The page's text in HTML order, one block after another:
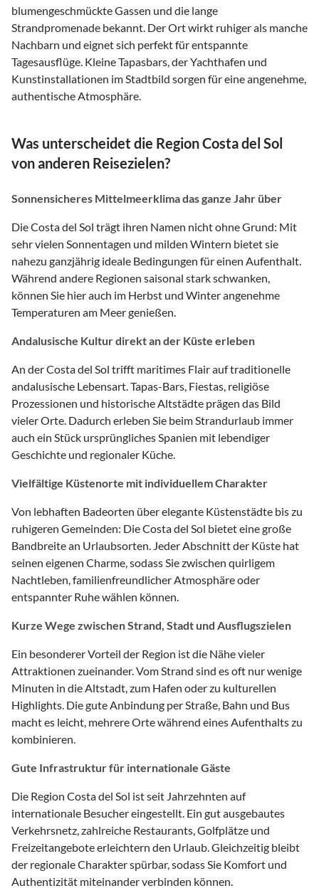
blumengeschmückte Gassen und die lange
Strandpromenade bekannt. Der Ort wirkt ruhiger als manche
Nachbarn und eignet sich perfekt für entspannte
Tagesausflüge. Kleine Tapasbars, der Yachthafen und
Kunstinstallationen im Stadtbild sorgen für eine angenehme,
authentische Atmosphäre.
Was unterscheidet die Region Costa del Sol
von anderen Reisezielen?
Sonnensicheres Mittelmeerklima das ganze Jahr über
Die Costa del Sol trägt ihren Namen nicht ohne Grund: Mit
sehr vielen Sonnentagen und milden Wintern bietet sie
nahezu ganzjährig ideale Bedingungen für einen Aufenthalt.
Während andere Regionen saisonal stark schwanken,
können Sie hier auch im Herbst und Winter angenehme
Temperaturen am Meer genießen.
Andalusische Kultur direkt an der Küste erleben
An der Costa del Sol trifft maritimes Flair auf traditionelle
andalusische Lebensart. Tapas-Bars, Fiestas, religiöse
Prozessionen und historische Altstädte prägen das Bild
vieler Orte. Dadurch erleben Sie beim Strandurlaub immer
auch ein Stück ursprüngliches Spanien mit lebendiger
Geschichte und regionaler Küche.
Vielfältige Küstenorte mit individuellem Charakter
Von lebhaften Badeorten über elegante Küstenstädte bis zu
ruhigeren Gemeinden: Die Costa del Sol bietet eine große
Bandbreite an Urlaubsorten. Jeder Abschnitt der Küste hat
seinen eigenen Charme, sodass Sie zwischen quirligem
Nachtleben, familienfreundlicher Atmosphäre oder
entspannter Ruhe wählen können.
Kurze Wege zwischen Strand, Stadt und Ausflugszielen
Ein besonderer Vorteil der Region ist die Nähe vieler
Attraktionen zueinander. Vom Strand sind es oft nur wenige
Minuten in die Altstadt, zum Hafen oder zu kulturellen
Highlights. Die gute Anbindung per Straße, Bahn und Bus
macht es leicht, mehrere Orte während eines Aufenthalts zu
kombinieren.
Gute Infrastruktur für internationale Gäste
Die Region Costa del Sol ist seit Jahrzehnten auf
internationale Besucher eingestellt. Ein gut ausgebautes
Verkehrsnetz, zahlreiche Restaurants, Golfplätze und
Freizeitangebote erleichtern den Urlaub. Gleichzeitig bleibt
der regionale Charakter spürbar, sodass Sie Komfort und
Authentizität miteinander verbinden können.